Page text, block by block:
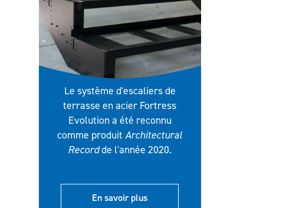
Le système d'escaliers de
terrasse en acier Fortress
Evolution a été reconnu
comme produitArchitectural
Recordde l'année 2020.
En savoir plus